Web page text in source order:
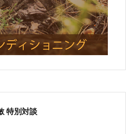
特別対談